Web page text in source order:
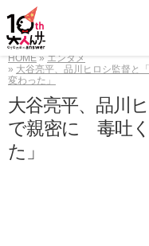
HOME
エンタメ
大谷亮平、品川ヒロシ監督と
変わった」
大谷亮平、品川
で親密に 毒吐
た」